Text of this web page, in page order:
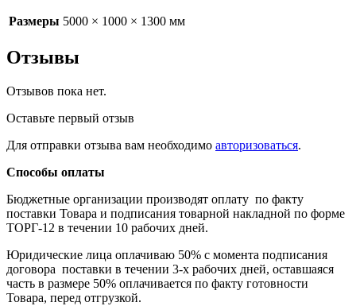
Размеры 5000 × 1000 × 1300 мм
Отзывы
Отзывов пока нет.
Оставьте первый отзыв
Для отправки отзыва вам необходимо авторизоваться.
Способы оплаты
Бюджетные организации производят оплату по факту
поставки Товара и подписания товарной накладной по форме
ТОРГ-12 в течении 10 рабочих дней.
Юридические лица оплачиваю 50% с момента подписания
договора поставки в течении 3-х рабочих дней, оставшаяся
часть в размере 50% оплачивается по факту готовности
Товара, перед отгрузкой.